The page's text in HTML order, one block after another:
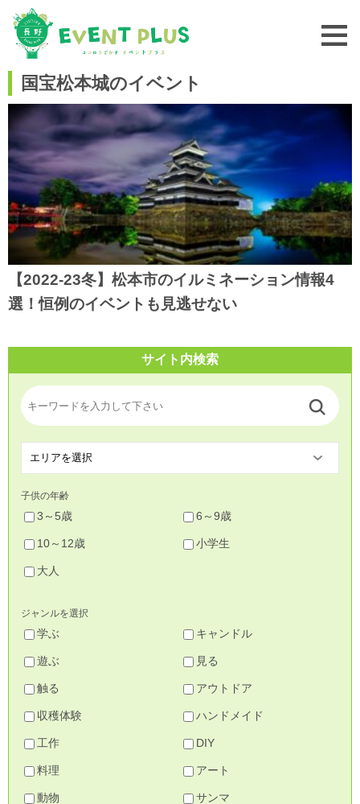
国宝松本城のイベント
【2022-23冬】松本市のイルミネーション情報4
選！恒例のイベントも見逃せない
サイト内検索
子供の年齢
3～5歳 6～9歳
10～12歳 小学生
大人
ジャンルを選択
学ぶ キャンドル
遊ぶ 見る
触る アウトドア
収穫体験 ハンドメイド
工作 DIY
料理 アート
動物 サンマ